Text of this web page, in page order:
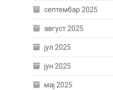
септембар 2025
август 2025
јул 2025
јун 2025
мај 2025